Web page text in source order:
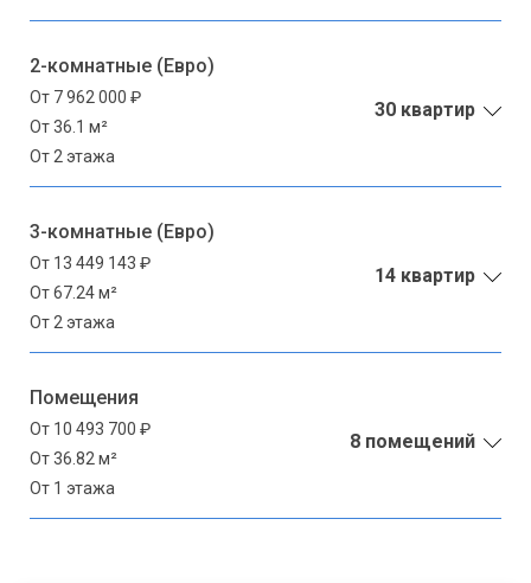
2-комнатные (Евро)
От 7 962 000 ₽
От 36.1 м²
От 2 этажа
30 квартир
3-комнатные (Евро)
От 13 449 143 ₽
От 67.24 м²
От 2 этажа
14 квартир
Помещения
От 10 493 700 ₽
От 36.82 м²
От 1 этажа
8 помещений